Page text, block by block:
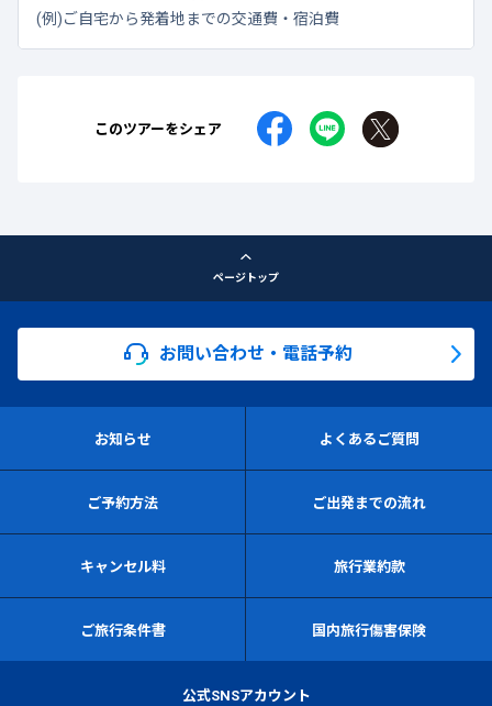
(例)ご自宅から発着地までの交通費・宿泊費
このツアーをシェア
ページトップ
お問い合わせ・電話予約
お知らせ よくあるご質問
ご予約方法 ご出発までの流れ
キャンセル料 旅行業約款
ご旅行条件書 国内旅行傷害保険
公式SNSアカウント